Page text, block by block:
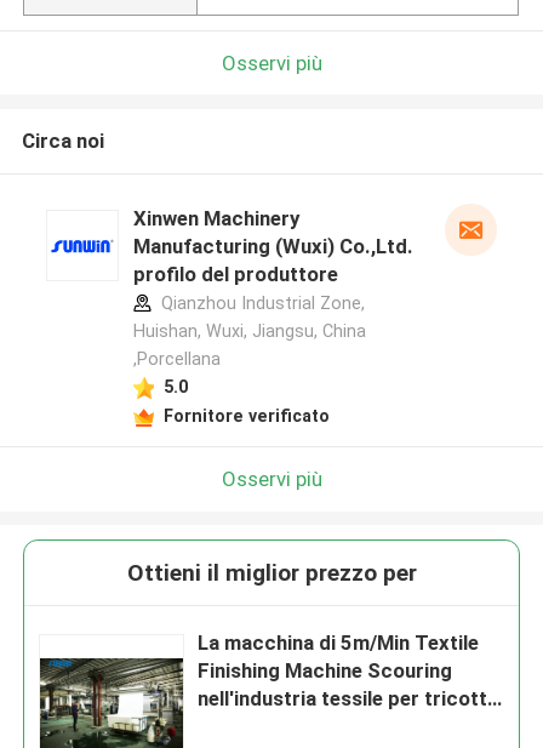
Osservi più
Circa noi
Xinwen Machinery
Manufacturing (Wuxi) Co.,Ltd.
profilo del produttore
Qianzhou Industrial Zone,
Huishan, Wuxi, Jiangsu, China
,Porcellana
5.0
Fornitore verificato
Osservi più
Ottieni il miglior prezzo per
La macchina di 5m/Min Textile
Finishing Machine Scouring
nell'industria tessile per tricotta